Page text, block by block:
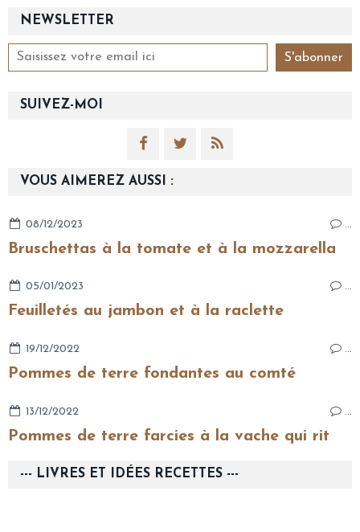
NEWSLETTER
SUIVEZ-MOI
VOUS AIMEREZ AUSSI :
08/12/2023 …
Bruschettas à la tomate et à la mozzarella
05/01/2023 …
Feuilletés au jambon et à la raclette
19/12/2022 …
Pommes de terre fondantes au comté
13/12/2022 …
Pommes de terre farcies à la vache qui rit
--- LIVRES ET IDÉES RECETTES ---